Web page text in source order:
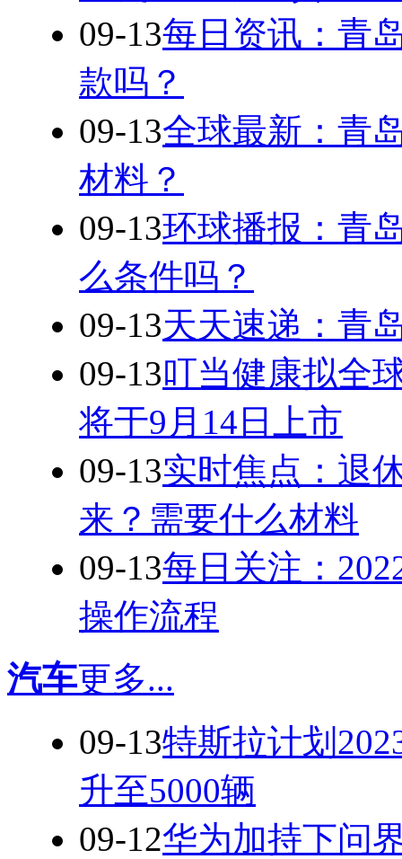
09-13每日资讯：青
款吗？
09-13全球最新：青
材料？
09-13环球播报：青
么条件吗？
09-13天天速递：青
09-13叮当健康拟全
将于9月14日上市
09-13实时焦点：退
来？需要什么材料
09-13每日关注：
操作流程
汽车更多...
09-13特斯拉计划
升至5000辆
09-12华为加持下问